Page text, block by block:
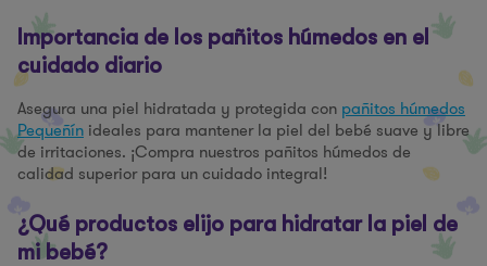
Importancia de los pañitos húmedos en el
cuidado diario
Asegura una piel hidratada y protegida con pañitos húmedos
Pequeñín ideales para mantener la piel del bebé suave y libre
de irritaciones. ¡Compra nuestros pañitos húmedos de
calidad superior para un cuidado integral!
¿Qué productos elijo para hidratar la piel de
mi bebé?